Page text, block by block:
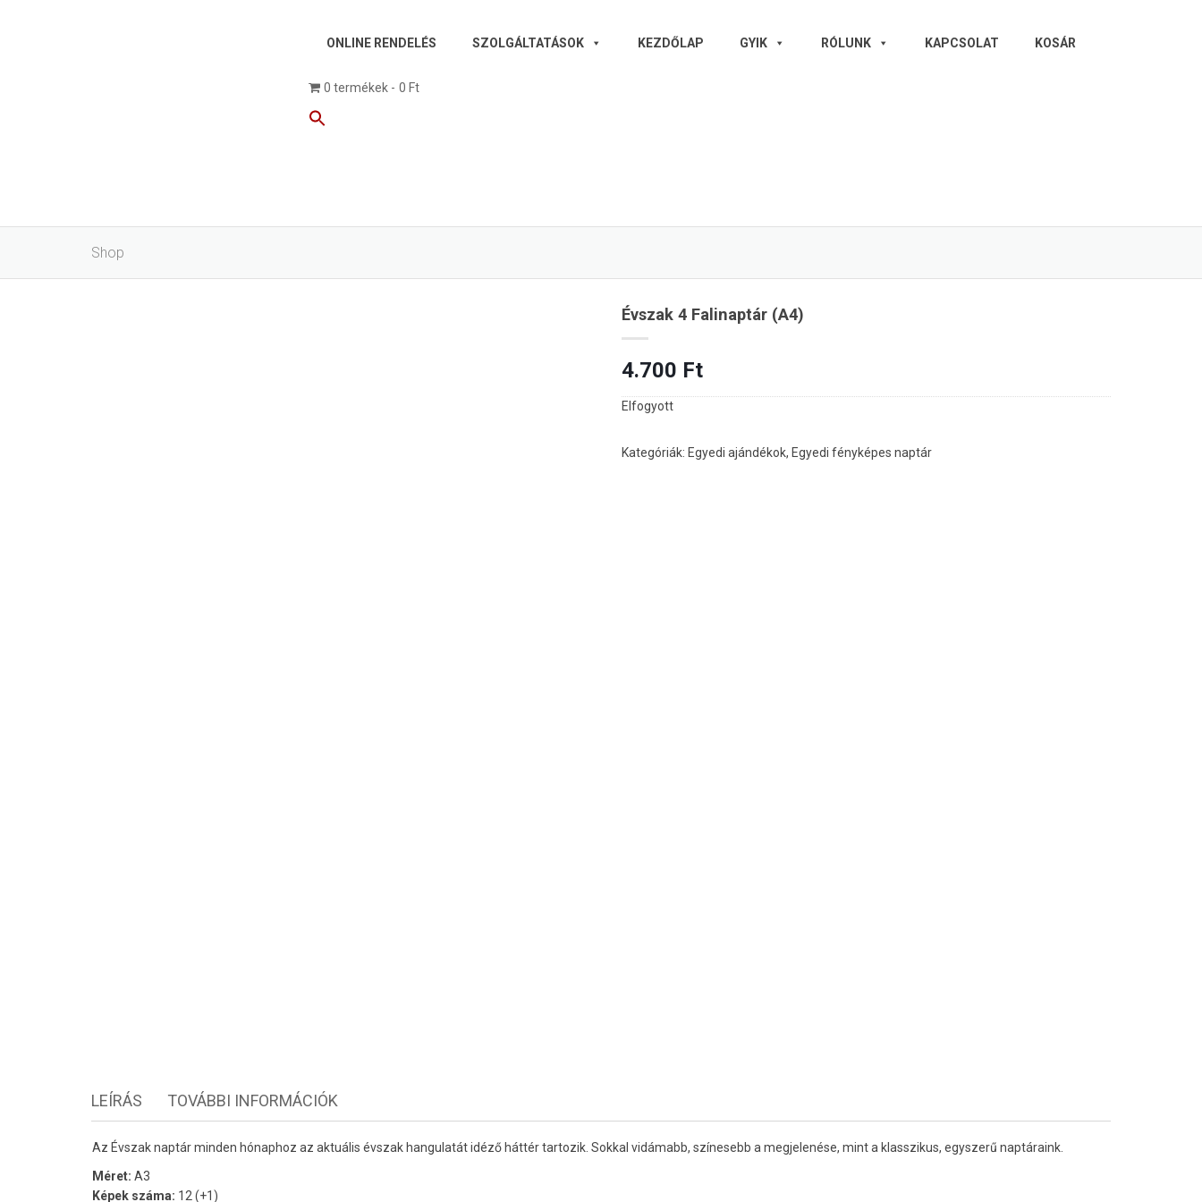
ONLINE RENDELÉS SZOLGÁLTATÁSOK KEZDŐLAP GYIK RÓLUNK KAPCSOLAT KOSÁR
0 termékek 0 Ft
Shop
Évszak 4 Falinaptár (A4)
4.700 Ft
Elfogyott
Kategóriák: Egyedi ajándékok, Egyedi fényképes naptár
LEÍRÁS TOVÁBBI INFORMÁCIÓK
Az Évszak naptár minden hónaphoz az aktuális évszak hangulatát idéző háttér tartozik. Sokkal vidámabb, színesebb a megjelenése, mint a klasszikus, egyszerű naptáraink.
Méret: A3
Képek száma: 12 (+1)